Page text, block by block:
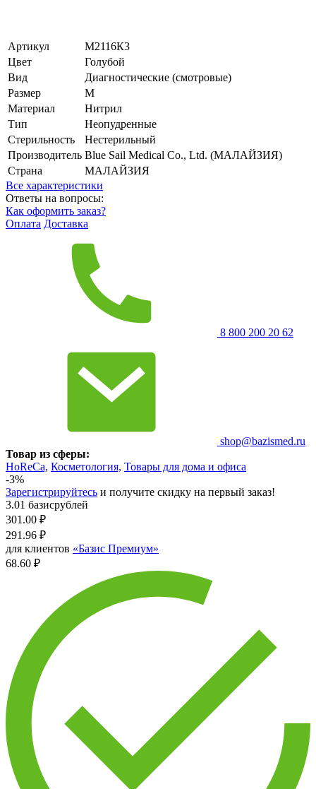
Артикул
М2116К3
Цвет
Голубой
Вид
Диагностические (смотровые)
Размер
M
Материал
Нитрил
Тип
Неопудренные
Стерильность
Нестерильный
Производитель Blue Sail Medical Co., Ltd. (МАЛАЙЗИЯ)
Страна
МАЛАЙЗИЯ
Все характеристики
Ответы на вопросы:
Как оформить заказ?
Оплата Доставка
8 800 200 20 62
shop@bazismed.ru
Товар из сферы:
HoReCa, Косметология, Товары для дома и офиса
-3%
Зарегистрируйтесь и получите скидку на первый заказ!
3.01 базисрублей
301.00 ₽
291.96 ₽
для клиентов «Базис Премиум»
68.60 ₽